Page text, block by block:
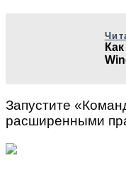
Запустите
расширенными